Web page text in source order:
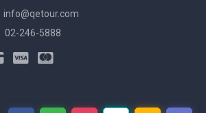
info@qetour.com
02-246-5888